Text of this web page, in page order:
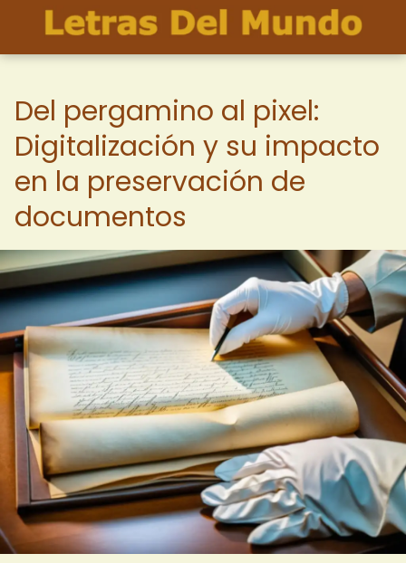
Del pergamino al pixel:
Digitalización y su impacto
en la preservación de
documentos